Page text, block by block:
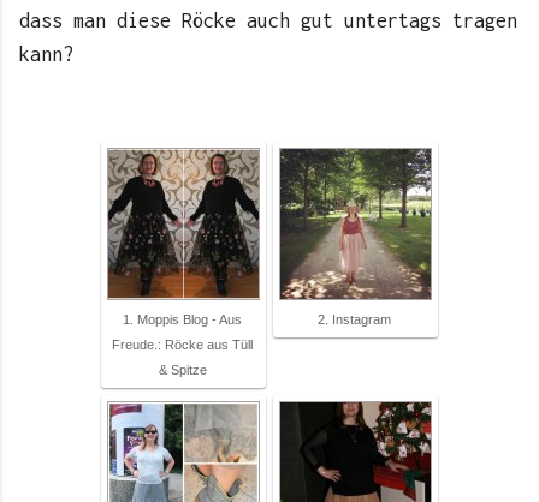
dass man diese Röcke auch gut untertags tragen
kann?
1. Moppis Blog - Aus
Freude.: Röcke aus Tüll
& Spitze
2. Instagram